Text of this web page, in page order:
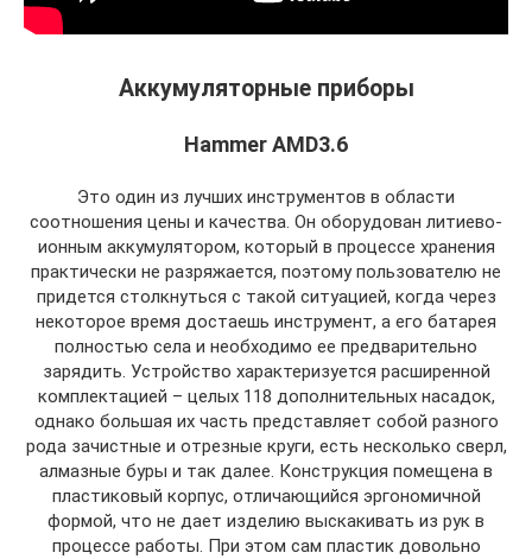
Аккумуляторные приборы
Hammer AMD3.6
Это один из лучших инструментов в области
соотношения цены и качества. Он оборудован литиево-
ионным аккумулятором, который в процессе хранения
практически не разряжается, поэтому пользователю не
придется столкнуться с такой ситуацией, когда через
некоторое время достаешь инструмент, а его батарея
полностью села и необходимо ее предварительно
зарядить. Устройство характеризуется расширенной
комплектацией – целых 118 дополнительных насадок,
однако большая их часть представляет собой разного
рода зачистные и отрезные круги, есть несколько сверл,
алмазные буры и так далее. Конструкция помещена в
пластиковый корпус, отличающийся эргономичной
формой, что не дает изделию выскакивать из рук в
процессе работы. При этом сам пластик довольно